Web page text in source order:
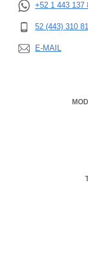
+52 1 443 137
52 (443) 310
E-MAIL